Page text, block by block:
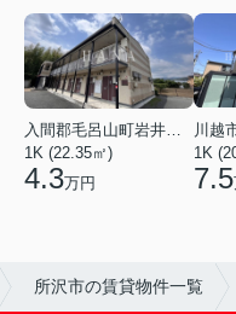
1K (22.35㎡)
4.3万円
川越
1K
7.5
所沢市の賃貸物件一覧